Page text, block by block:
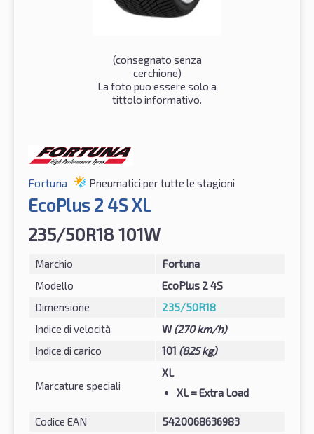
(consegnato senza
cerchione)
La foto puo essere solo a
tittolo informativo.
Fortuna Pneumatici per tutte le stagioni
EcoPlus 2 4S XL
235/50R18 101W
Marchio
Fortuna
Modello
EcoPlus 2 4S
Dimensione
235/50R18
Indice di velocità
W(270 km/h)
Indice di carico
101 (825 kg)
Marcature speciali
XL
XL = Extra Load
Codice EAN 5420068636983